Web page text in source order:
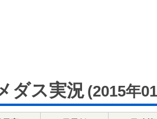
ダス実況 (2015年